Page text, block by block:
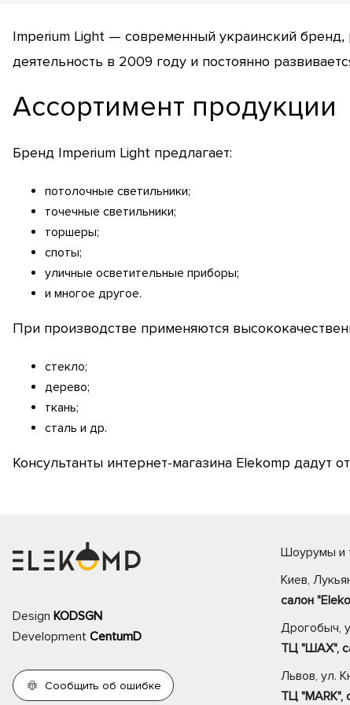
Imperium Light — современный украинский
деятельность в 2009 году и постоянно
Ассортимент продукции
Бренд Imperium Light предлагает:
потолочные светильники;
точечные светильники;
торшеры;
споты;
уличные осветительные приборы;
и многое другое.
При производстве применяются
стекло;
дерево;
ткань;
сталь и др.
Консультанты интернет-магазина Elekomp дадут
Design KODSGN
Development CentumD
Сообщить об ошибке
Шоурумы и
Киев,
салон
Дрогобыч,
ТЦ "ШАХ",
Львов, ул.
ТЦ "MARK",